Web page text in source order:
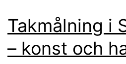
Takmålning i
– konst och